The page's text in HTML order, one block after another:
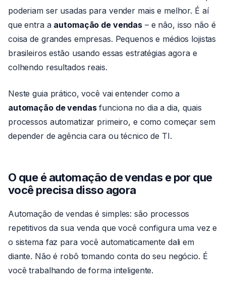
poderiam ser usadas para vender mais e melhor. É aí
que entra a automação de vendas – e não, isso não é
coisa de grandes empresas. Pequenos e médios lojistas
brasileiros estão usando essas estratégias agora e
colhendo resultados reais.
Neste guia prático, você vai entender como a
automação de vendasfunciona no dia a dia, quais
processos automatizar primeiro, e como começar sem
depender de agência cara ou técnico de TI.
O que é automação de vendas e por que
você precisa disso agora
Automação de vendas é simples: são processos
repetitivos da sua venda que você configura uma vez e
o sistema faz para você automaticamente dali em
diante. Não é robô tomando conta do seu negócio. É
você trabalhando de forma inteligente.